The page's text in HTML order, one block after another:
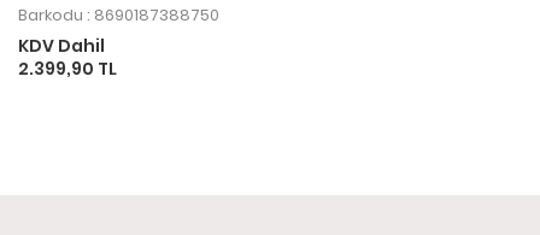
Barkodu : 8690187388750
KDV Dahil
2.399,90 TL